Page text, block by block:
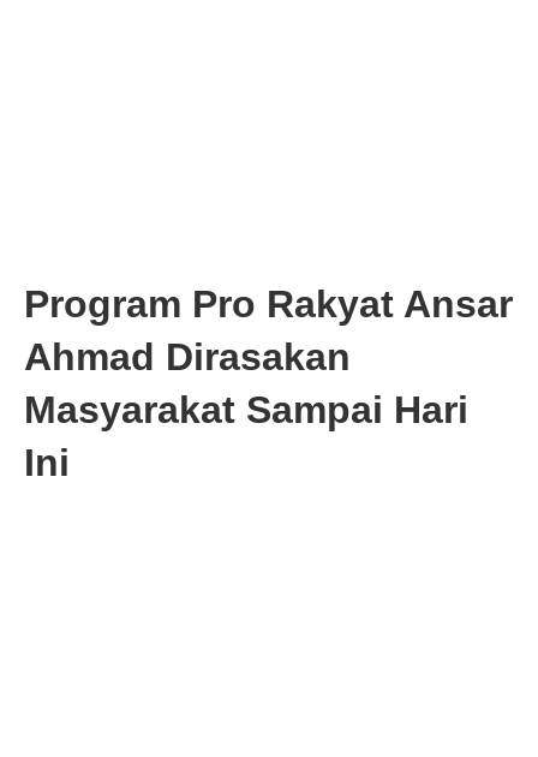
Program Pro Rakyat Ansar
Ahmad Dirasakan
Masyarakat Sampai Hari
Ini